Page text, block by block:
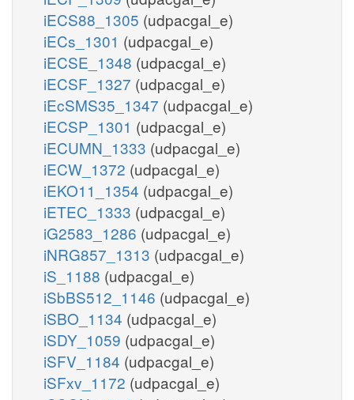
iECS88_1305 (udpacgal_e)
iECs_1301 (udpacgal_e)
iECSE_1348 (udpacgal_e)
iECSF_1327 (udpacgal_e)
iEcSMS35_1347 (udpacgal_e)
iECSP_1301 (udpacgal_e)
iECUMN_1333 (udpacgal_e)
iECW_1372 (udpacgal_e)
iEKO11_1354 (udpacgal_e)
iETEC_1333 (udpacgal_e)
iG2583_1286 (udpacgal_e)
iNRG857_1313 (udpacgal_e)
iS_1188 (udpacgal_e)
iSbBS512_1146 (udpacgal_e)
iSBO_1134 (udpacgal_e)
iSDY_1059 (udpacgal_e)
iSFV_1184 (udpacgal_e)
iSFxv_1172 (udpacgal_e)